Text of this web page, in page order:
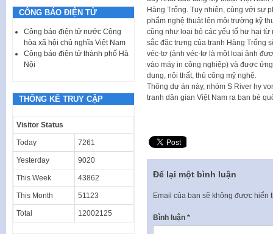
Hàng Trống. Tuy nhiên, cùng với sự
phẩm nghệ thuật lên môi trường kỹ
cũng như loại bỏ các yếu tố hư hại
sắc đặc trưng của tranh Hàng Trống
véc-tơ (ảnh véc-tơ là một loại ảnh
vào máy in công nghiệp) và được
dụng, nội thất, thủ công mỹ nghệ.
Thông dự án này, nhóm S River hy
tranh dân gian Việt Nam ra bạn bè
Để lại một bình luận
Email của bạn sẽ không được hiển
Bình luận *
CÔNG BÁO ĐIỆN TỬ
Công báo điện tử nước Cộng
hòa xã hội chủ nghĩa Việt Nam
Công báo điện tử thành phố Hà
Nội
THỐNG KÊ TRUY CẬP
Visitor Status
Today 7261
Yesterday 9020
This Week 43862
This Month 51123
Total 12002125